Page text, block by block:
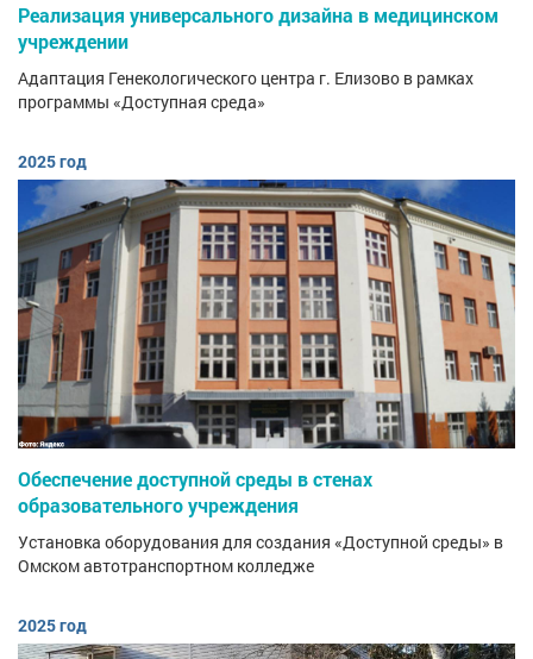
Реализация универсального дизайна в медицинском
учреждении
Адаптация Генекологического центра г. Елизово в рамках
программы «Доступная среда»
2025 год
Обеспечение доступной среды в стенах
образовательного учреждения
Установка оборудования для создания «Доступной среды» в
Омском автотранспортном колледже
2025 год